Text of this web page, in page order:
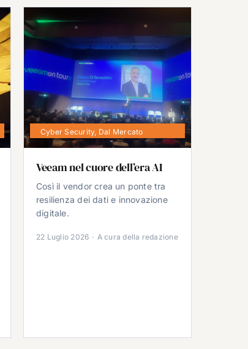
Cyber Security, Dal Mercato
Veeam nel cuore dell’era AI
Così il vendor crea un ponte tra
resilienza dei dati e innovazione
digitale.
22 Luglio 2026 · A cura della redazione